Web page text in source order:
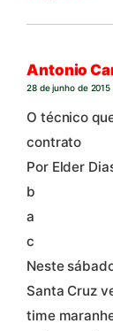
Antonio
28 de junho de 2015
O técnico
contrato
Por Elder
b
a
c
Neste
Santa Cruz
time